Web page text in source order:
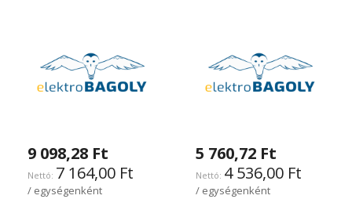
9 098,28 Ft
7 164,00 Ft
/ egységenként
5 760,72 Ft
4 536,00 Ft
/ egységenként